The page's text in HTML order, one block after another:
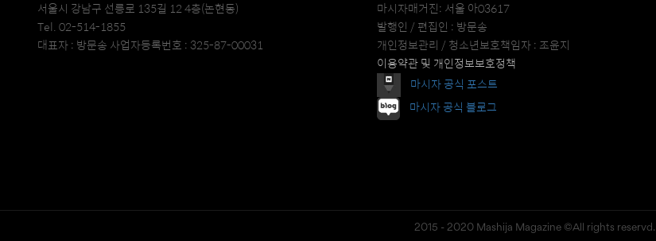
서울시 강남구 선릉로 135길 12 4층(논현동)
Tel. 02-514-1855
대표자 : 방문송 사업자등록번호 : 325-87-00031
마시자매거진: 서울 아03617
발행인 / 편집인 : 방문송
개인정보관리 / 청소년보호책임자 : 조윤지
이용약관 및 개인정보보호정책
마시자 공식 포스트
마시자 공식 블로그
2015 - 2020 Mashija Magazine ©All rights reservd.